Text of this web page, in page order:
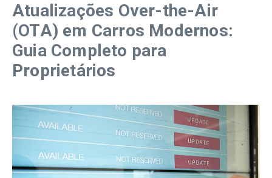
Atualizações Over-the-Air
(OTA) em Carros Modernos:
Guia Completo para
Proprietários